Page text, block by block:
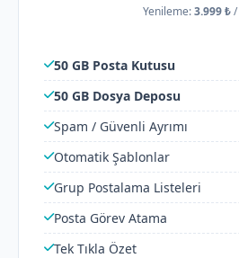
Yenileme:3.999 ₺/
50 GB Posta Kutusu
50 GB Dosya Deposu
Spam / Güvenli Ayrımı
Otomatik Şablonlar
Grup Postalama Listeleri
Posta Görev Atama
Tek Tıkla Özet